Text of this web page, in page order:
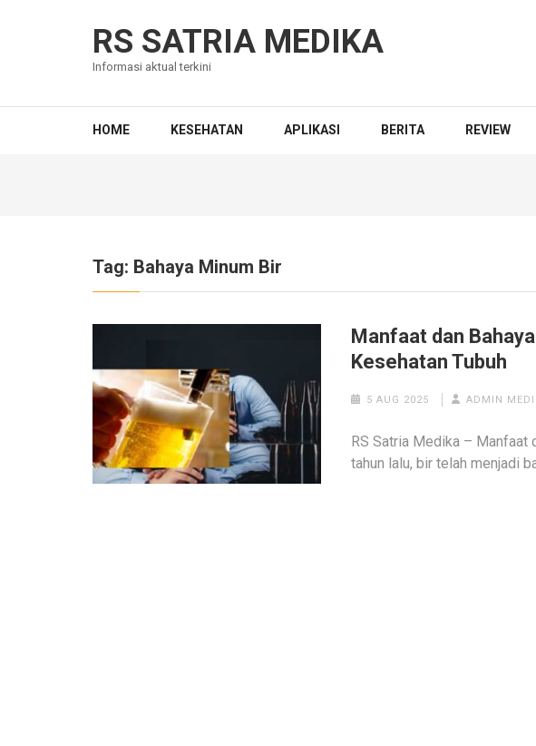
RS SATRIA MEDIKA
Informasi aktual terkini
HOME KESEHATAN APLIKASI BERITA REVIEW
Tag: Bahaya Minum Bir
Manfaat dan
Kesehatan Tubuh
5 AUG 2025 ADMIN
RS Satria Medika – Manfaat
tahun lalu, bir telah menjadi